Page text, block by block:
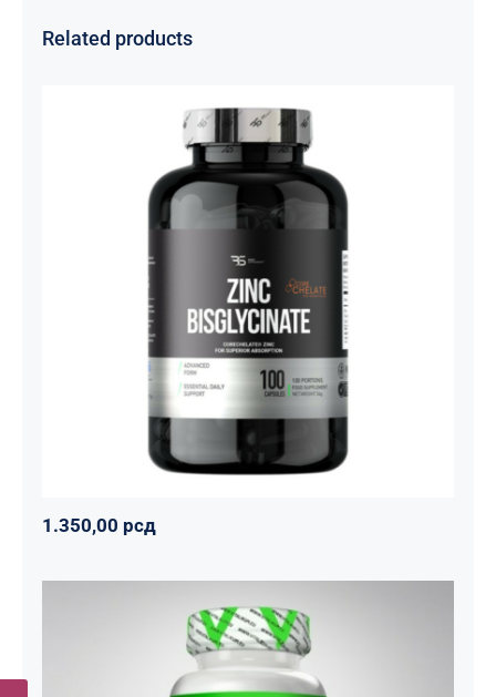
Related products
Cink Bisglicinat 20 mg – Zinc
Bisglycinate CoreChelate®, 100
kapsula
Basic supplements Svi proizvodi Vitaminko
1.350,00рсд
1.350,00 рсд